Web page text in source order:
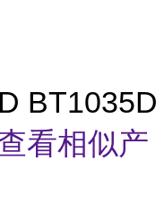
BT1035D
看相似产